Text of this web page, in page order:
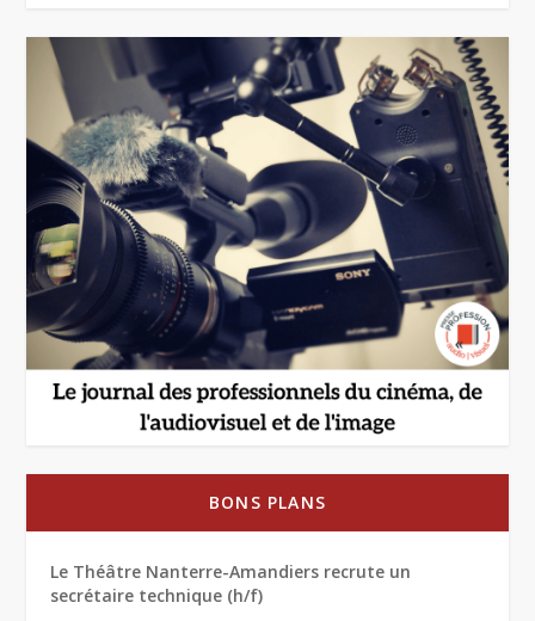
BONS PLANS
Le Théâtre Nanterre-Amandiers recrute un
secrétaire technique (h/f)